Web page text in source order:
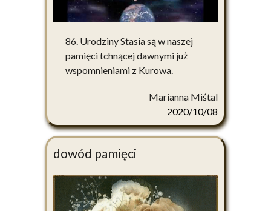
86. Urodziny Stasia są w naszej
pamięci tchnącej dawnymi już
wspomnieniami z Kurowa.
Marianna Miśtal
2020/10/08
dowód pamięci